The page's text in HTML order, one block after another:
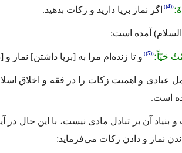
(4) اگر نماز بر‌پا دارید و زكات بدهید.
آمده است:
حَیّاً؛ (5) و تا زنده‌ام مرا به [برپا داشتن]
عبادی و اهمیت زكات را در فقه و اخلاق
است.
آن بر تبادل مادی نیست، با این حال در
نماز و دادن زكات می‌فرماید: